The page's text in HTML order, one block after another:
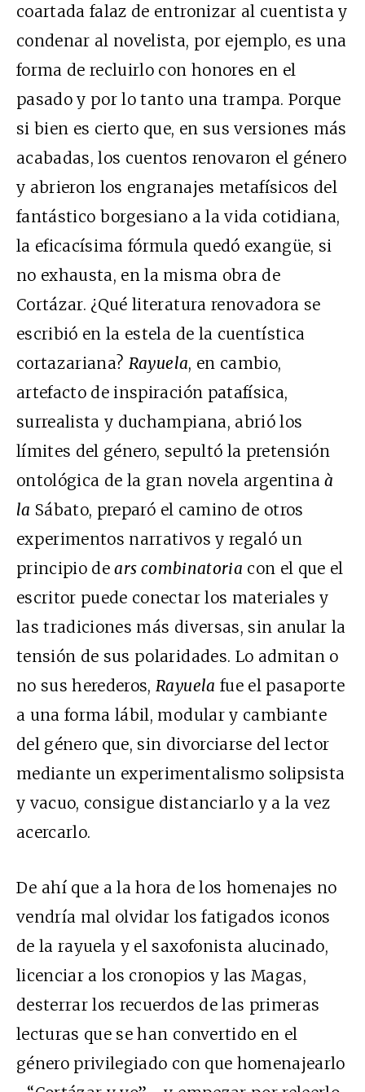
coartada falaz de entronizar al cuentista y
condenar al novelista, por ejemplo, es una
forma de recluirlo con honores en el
pasado y por lo tanto una trampa. Porque
si bien es cierto que, en sus versiones más
acabadas, los cuentos renovaron el género
y abrieron los engranajes metafísicos del
fantástico borgesiano a la vida cotidiana,
la eficacísima fórmula quedó exangüe, si
no exhausta, en la misma obra de
Cortázar. ¿Qué literatura renovadora se
escribió en la estela de la cuentística
cortazariana? Rayuela, en cambio,
artefacto de inspiración patafísica,
surrealista y duchampiana, abrió los
límites del género, sepultó la pretensión
ontológica de la gran novela argentinaà
la Sábato, preparó el camino de otros
experimentos narrativos y regaló un
principio dears combinatoria con el que el
escritor puede conectar los materiales y
las tradiciones más diversas, sin anular la
tensión de sus polaridades. Lo admitan o
no sus herederos,Rayuela fue el pasaporte
a una forma lábil, modular y cambiante
del género que, sin divorciarse del lector
mediante un experimentalismo solipsista
y vacuo, consigue distanciarlo y a la vez
acercarlo.
De ahí que a la hora de los homenajes no
vendría mal olvidar los fatigados iconos
de la rayuela y el saxofonista alucinado,
licenciar a los cronopios y las Magas,
desterrar los recuerdos de las primeras
lecturas que se han convertido en el
género privilegiado con que homenajearlo